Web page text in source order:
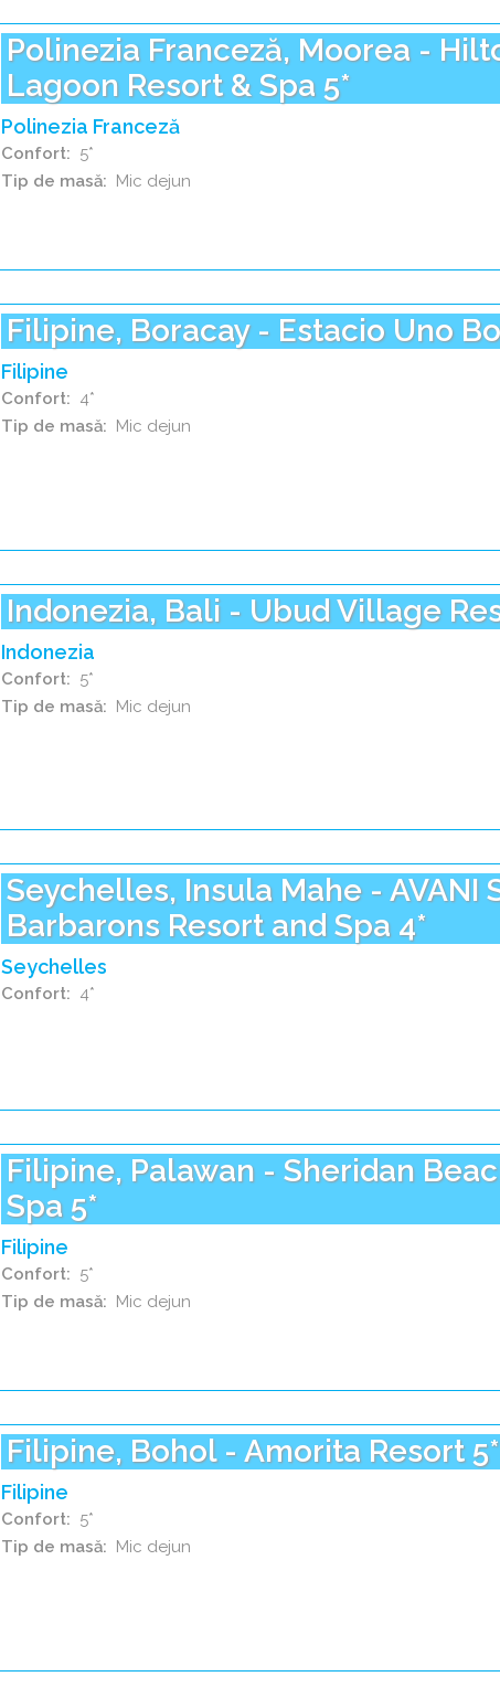
Polinezia Franceză, Moorea -
Lagoon Resort & Spa 5*
Polinezia Franceză
Confort
5*
Tip de masă
Mic dejun
Filipine, Boracay - Estacio Uno
Filipine
Confort
4*
Tip de masă
Mic dejun
Indonezia, Bali - Ubud Village
Indonezia
Confort
5*
Tip de masă
Mic dejun
Seychelles, Insula Mahe - AVANI
Barbarons Resort and Spa 4*
Seychelles
Confort 4*
Filipine, Palawan - Sheridan
Spa 5*
Filipine
Confort
5*
Tip de masă
Mic dejun
Filipine, Bohol - Amorita Resort 5*
Filipine
Confort
5*
Tip de masă
Mic dejun